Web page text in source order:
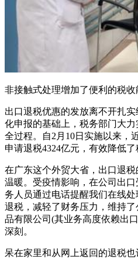
非接触式处理增加了便利的税收
出口退税优惠的发放离不开扎
化申报的基础上，税务部门大
全过程。自2月10日实施以来，
申请退税4324亿元，有效降低
在广东这个外贸大省，出口退
温暖。受疫情影响，在公司出
务人员通过电话提醒我们在线
退税，减轻了财务压力，维持
品有限公司(其业务高度依赖出
深刻。
呆在家里和从网上返回的退税